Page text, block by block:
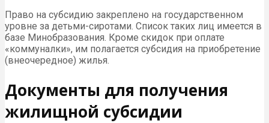
Право на субсидию закреплено на государственном
уровне за детьми-сиротами. Список таких лиц имеется в
базе Минобразования. Кроме скидок при оплате
«коммуналки», им полагается субсидия на приобретение
(внеочередное) жилья.
Документы для получения
жилищной субсидии